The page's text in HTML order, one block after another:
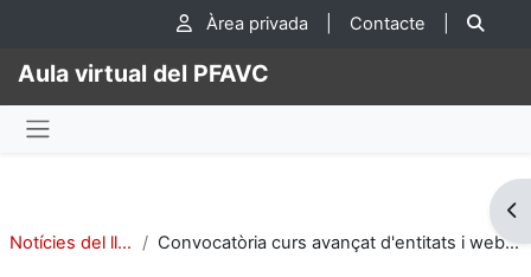
Ves al contingut principal
Àrea privada Contacte
Aula virtual del PFAVC
Notícies del lloc
Convocatòria curs avançat d'entitats i web 2.0